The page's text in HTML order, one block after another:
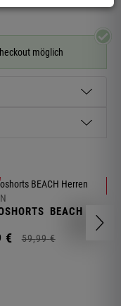
möglich
BEACH
€ 59,99 €